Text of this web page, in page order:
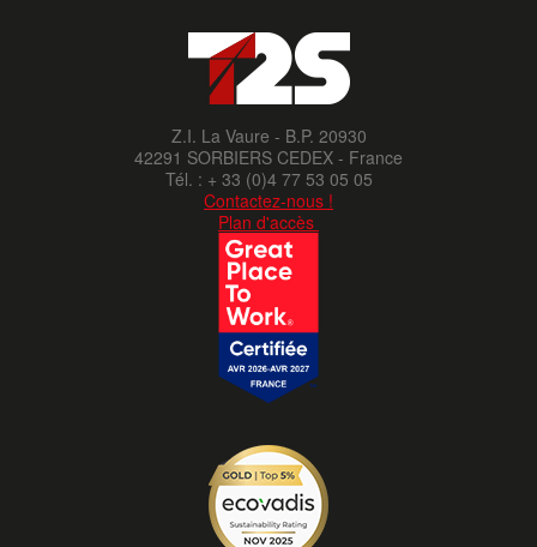
Z.I. La Vaure - B.P. 20930
42291 SORBIERS CEDEX - France
Tél. : + 33 (0)4 77 53 05 05
Contactez-nous !
Plan d'accès